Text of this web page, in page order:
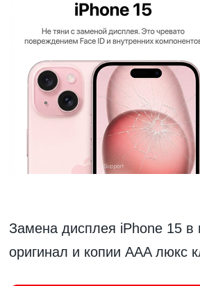
Замена дисплея iPhone 15 в
оригинал и копии AAA люкс